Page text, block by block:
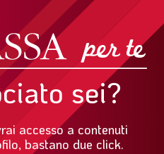
sei?
accesso a contenuti
bastano due click.